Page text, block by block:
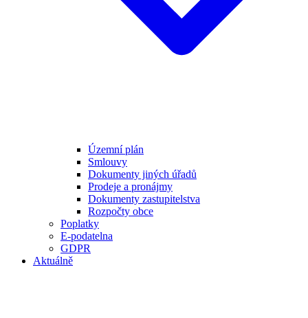
Územní plán
Smlouvy
Dokumenty jiných úřadů
Prodeje a pronájmy
Dokumenty zastupitelstva
Rozpočty obce
Poplatky
E-podatelna
GDPR
Aktuálně